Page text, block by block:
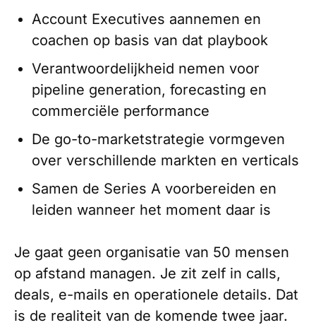
Account Executives aannemen en
coachen op basis van dat playbook
Verantwoordelijkheid nemen voor
pipeline generation, forecasting en
commerciële performance
De go-to-marketstrategie vormgeven
over verschillende markten en verticals
Samen de Series A voorbereiden en
leiden wanneer het moment daar is
Je gaat geen organisatie van 50 mensen
op afstand managen. Je zit zelf in calls,
deals, e-mails en operationele details. Dat
is de realiteit van de komende twee jaar.